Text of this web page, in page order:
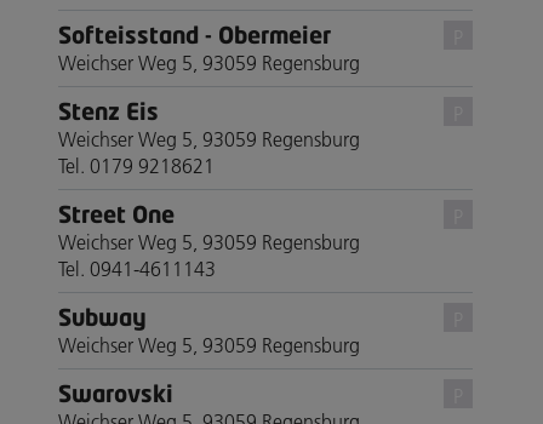
Softeisstand - Obermeier
Weichser Weg 5, 93059 Regensburg
Stenz Eis
Weichser Weg 5, 93059 Regensburg
Tel. 0179 9218621
Street One
Weichser Weg 5, 93059 Regensburg
Tel. 0941-4611143
Subway
Weichser Weg 5, 93059 Regensburg
Swarovski